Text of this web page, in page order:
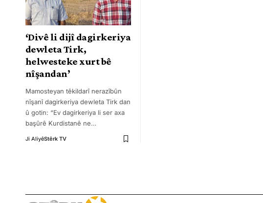
‘Divê li dijî dagirkeriya
dewleta Tirk,
helwesteke xurt bê
nîşandan’
Mamosteyan têkildarî nerazîbûn
nîşanî dagirkeriya dewleta Tirk dan
û gotin: “Ev dagirkeriya li ser axa
başûrê Kurdistanê ne…
Ji AliyêStêrk TV